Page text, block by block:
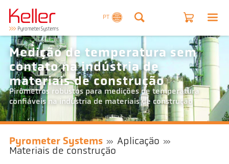
PT
Medição de temperatura sem
contato na indústria de
materiais de construção
Pirômetros robustos para medições de temperatura
confiáveis na indústria de materiais de construção
Pyrometer Systems
Aplicação
Materiais de construção